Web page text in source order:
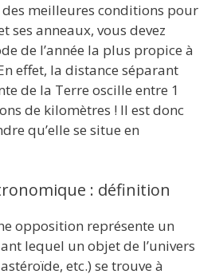
meilleures conditions pour
ses anneaux, vous devez
de l’année la plus propice à
effet, la distance séparant
de la Terre oscille entre 1
de kilomètres ! Il est donc
qu’elle se situe en
: définition
opposition représente un
lequel un objet de l’univers
etc.) se trouve à